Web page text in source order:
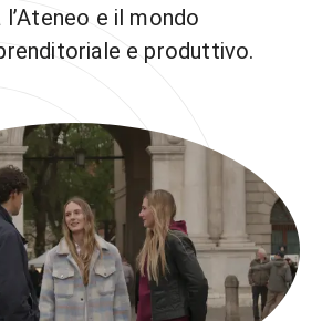
e il mondo
e produttivo.